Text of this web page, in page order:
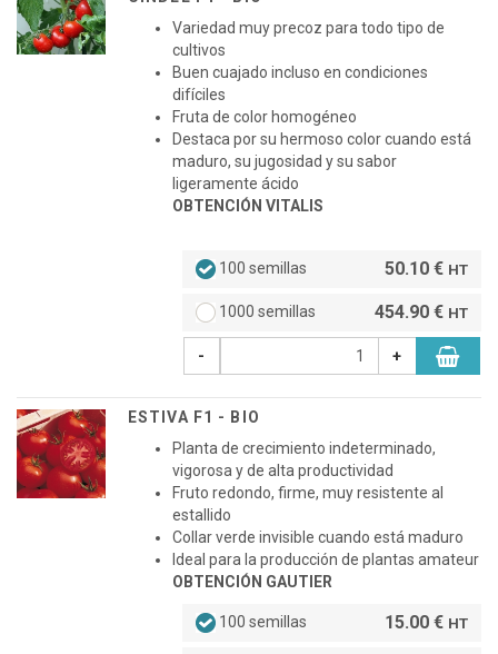
Variedad muy precoz para todo tipo de
cultivos
Buen cuajado incluso en condiciones
difíciles
Fruta de color homogéneo
Destaca por su hermoso color cuando está
maduro, su jugosidad y su sabor
ligeramente ácido
OBTENCIÓN VITALIS
100 semillas 50.10 € HT
1000 semillas 454.90 € HT
- +
ESTIVA F1 - BIO
Planta de crecimiento indeterminado,
vigorosa y de alta productividad
Fruto redondo, firme, muy resistente al
estallido
Collar verde invisible cuando está maduro
Ideal para la producción de plantas amateur
OBTENCIÓN GAUTIER
100 semillas 15.00 € HT